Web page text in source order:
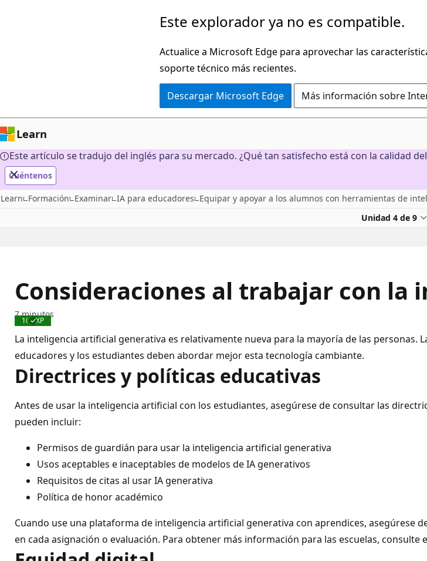
Este explorador ya no es compatible.
Actualice a Microsoft Edge para aprovechar las
soporte técnico más recientes.
Descargar Microsoft Edge Más información sobre
Learn
Este artículo se tradujo del inglés para su mercado. ¿Qué tan satisfecho está con la calidad
Cuéntenos
Learn Formación Examinar IA para educadores Equipar y apoyar a los alumnos con herramientas de
Unidad 4 de 9
Consideraciones al trabajar con
Completado
100 XP
7 minutos
La inteligencia artificial generativa es relativamente nueva para la mayoría de las
educadores y los estudiantes deben abordar mejor esta tecnología cambiante.
Directrices y políticas educativas
Antes de usar la inteligencia artificial con los estudiantes, asegúrese de consultar las
pueden incluir:
Permisos de guardián para usar la inteligencia artificial generativa
Usos aceptables e inaceptables de modelos de IA generativos
Requisitos de citas al usar IA generativa
Política de honor académico
Cuando use una plataforma de inteligencia artificial generativa con aprendices, asegúrese
en cada asignación o evaluación. Para obtener más información para las escuelas, consulte